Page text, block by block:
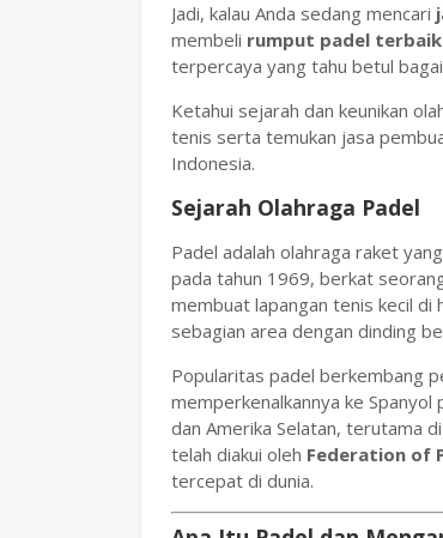
Jadi, kalau Anda sedang mencari
membeli rumput padel
terpercaya yang tahu betul
Ketahui sejarah dan keunikan
tenis serta temukan jasa
Indonesia.
Sejarah Olahraga Padel
Padel adalah olahraga raket
pada tahun 1969, berkat
membuat lapangan tenis kecil di
sebagian area dengan dinding
Popularitas padel berkembang
memperkenalkannya ke
dan Amerika Selatan, terutama
telah diakui oleh Federation of
tercepat di dunia.